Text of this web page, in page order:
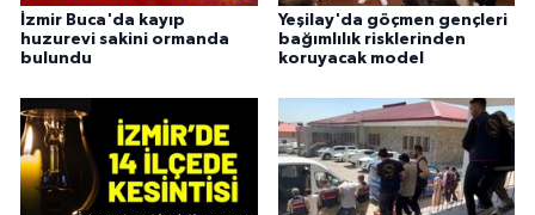
İzmir Buca'da kayıp
huzurevi sakini ormanda
bulundu
Yeşilay'da göçmen gençleri
bağımlılık risklerinden
koruyacak model